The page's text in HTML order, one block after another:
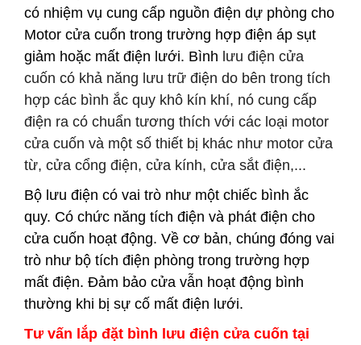
có nhiệm vụ cung cấp nguồn điện dự phòng cho
Motor cửa cuốn trong trường hợp điện áp sụt
giảm hoặc mất điện lưới. Bình lưu điện cửa
cuốn có khả năng lưu trữ điện do bên trong tích
hợp các bình ắc quy khô kín khí, nó cung cấp
điện ra có chuẩn tương thích với các loại motor
cửa cuốn và một số thiết bị khác như motor cửa
từ, cửa cổng điện, cửa kính, cửa sắt điện,...
Bộ lưu điện có vai trò như một chiếc bình ắc
quy. Có chức năng tích điện và phát điện cho
cửa cuốn hoạt động. Về cơ bản, chúng đóng vai
trò như bộ tích điện phòng trong trường hợp
mất điện. Đảm bảo cửa vẫn hoạt động bình
thường khi bị sự cố mất điện lưới.
Tư vấn lắp đặt bình lưu điện cửa cuốn tại